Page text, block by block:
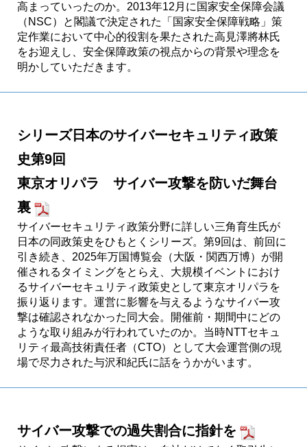
高まっていったのか。2013年12月に国家安全保障会議
（NSC）と閣議で決定された「国家安全保障戦略」策
定作業において中心的役割を果たされた高見澤將林氏
をお迎えし、安全保障政策の視点からの背景や理念を
明かしていただきます。
シリーズ日本のサイバーセキュリティ政策
史第9回
東京オリパラ サイバー攻撃を防いだ舞台
裏
サイバーセキュリティ政策分野に詳しい三角育生氏が
日本の同政策史をひもとくシリーズ。第9回は、前回に
引き続き、2025年万国博覧会（大阪・関西万博）が開
催されるタイミングをとらえ、大規模イベントにおけ
るサイバーセキュリティ政策史として東京オリパラを
振り返ります。運営に影響を与えるようなサイバー攻
撃は確認されなかった同大会。開催前・期間中にどの
ような取り組みが行われていたのか。当時NTTセキュ
リティ最高技術責任者（CTO）として大会運営側の現
場で尽力された与沢和紀氏に話をうかがいます。
サイバー攻撃での過失割合に指針を